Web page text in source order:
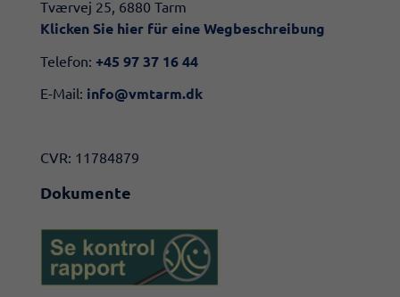
​​Tværvej 25, 6880 Tarm
Klicken Sie hier für eine Wegbeschreibung​
Telefon: +45 97 37 16 44
E-Mail: info@vmtarm.dk
CVR: 11784879
Dokumente